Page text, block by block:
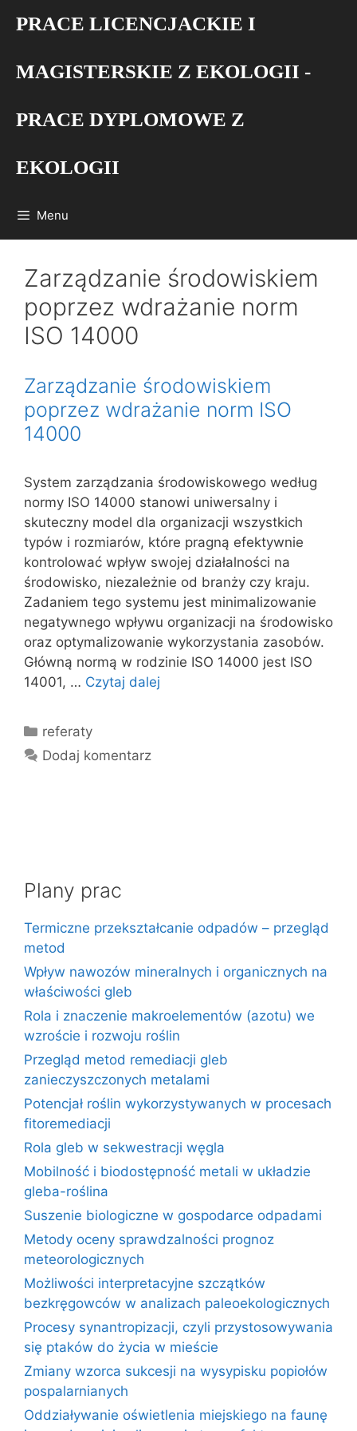
PRACE LICENCJACKIE I
MAGISTERSKIE Z EKOLOGII -
PRACE DYPLOMOWE Z
EKOLOGII
Menu
Zarządzanie środowiskiem
poprzez wdrażanie norm
ISO 14000
Zarządzanie środowiskiem
poprzez wdrażanie norm ISO
14000
System zarządzania środowiskowego według
normy ISO 14000 stanowi uniwersalny i
skuteczny model dla organizacji wszystkich
typów i rozmiarów, które pragną efektywnie
kontrolować wpływ swojej działalności na
środowisko, niezależnie od branży czy kraju.
Zadaniem tego systemu jest minimalizowanie
negatywnego wpływu organizacji na środowisko
oraz optymalizowanie wykorzystania zasobów.
Główną normą w rodzinie ISO 14000 jest ISO
14001, … Czytaj dalej
Kategorie
referaty
Dodaj komentarz
Plany prac
Termiczne przekształcanie odpadów – przegląd
metod
Wpływ nawozów mineralnych i organicznych na
właściwości gleb
Rola i znaczenie makroelementów (azotu) we
wzroście i rozwoju roślin
Przegląd metod remediacji gleb
zanieczyszczonych metalami
Potencjał roślin wykorzystywanych w procesach
fitoremediacji
Rola gleb w sekwestracji węgla
Mobilność i biodostępność metali w układzie
gleba-roślina
Suszenie biologiczne w gospodarce odpadami
Metody oceny sprawdzalności prognoz
meteorologicznych
Możliwości interpretacyjne szczątków
bezkręgowców w analizach paleoekologicznych
Procesy synantropizacji, czyli przystosowywania
się ptaków do życia w mieście
Zmiany wzorca sukcesji na wysypisku popiołów
pospalarnianych
Oddziaływanie oświetlenia miejskiego na faunę